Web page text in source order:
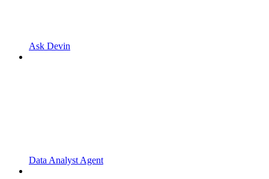
Ask Devin
Data Analyst Agent